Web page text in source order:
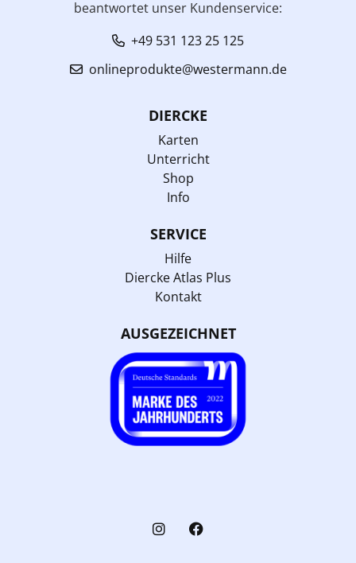
beantwortet unser Kundenservice:
+49 531 123 25 125
onlineprodukte@westermann.de
DIERCKE
Karten
Unterricht
Shop
Info
SERVICE
Hilfe
Diercke Atlas Plus
Kontakt
AUSGEZEICHNET